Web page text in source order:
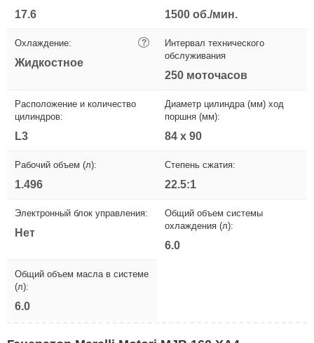
17.6 1500 об./мин.
Охлаждение: ?
Жидкостное
Интервал технического
обслуживания
250 моточасов
Расположение и количество
цилиндров:
L3
Диаметр цилиндра (мм) ход
поршня (мм):
84 x 90
Рабочий объем (л):
1.496
Степень сжатия:
22.5:1
Электронный блок управления:
Нет
Общий объем системы
охлаждения (л):
6.0
Общий объем масла в системе
(л):
6.0